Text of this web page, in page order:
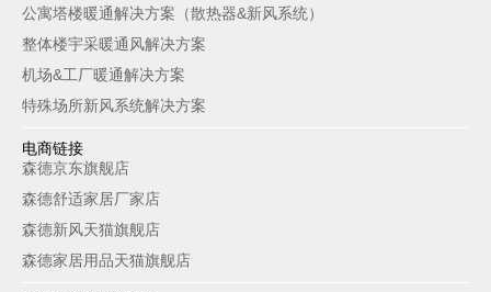
公寓塔楼暖通解决方案（散热器&新风系统）
整体楼宇采暖通风解决方案
机场&工厂暖通解决方案
特殊场所新风系统解决方案
电商链接
森德京东旗舰店
森德舒适家居厂家店
森德新风天猫旗舰店
森德家居用品天猫旗舰店